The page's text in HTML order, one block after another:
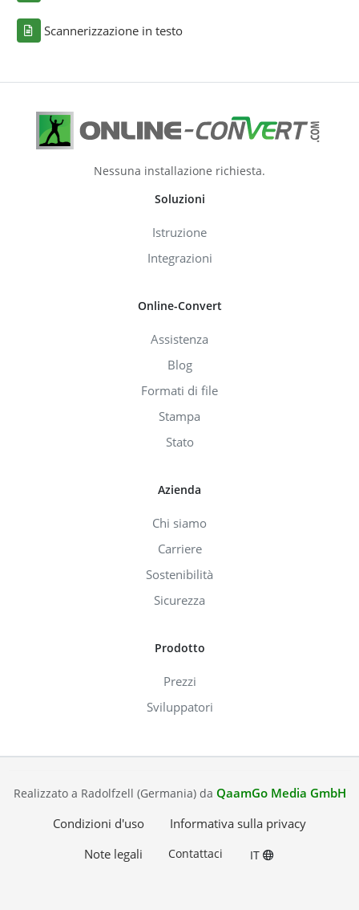
Scannerizzazione in testo
Nessuna installazione richiesta.
Soluzioni
Istruzione
Integrazioni
Online-Convert
Assistenza
Blog
Formati di file
Stampa
Stato
Azienda
Chi siamo
Carriere
Sostenibilità
Sicurezza
Prodotto
Prezzi
Sviluppatori
Realizzato a Radolfzell (Germania) da QaamGo Media GmbH
Condizioni d'uso
Informativa sulla privacy
Note legali
Contattaci IT